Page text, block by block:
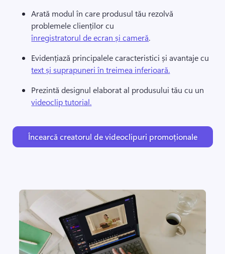
Arată modul în care produsul tău rezolvă
problemele clienților cu
înregistratorul de ecran și cameră.
Evidențiază principalele caracteristici și avantaje cu
text și suprapuneri în treimea inferioară.
Prezintă designul elaborat al produsului tău cu un
videoclip tutorial.
Încearcă creatorul de videoclipuri promoționale